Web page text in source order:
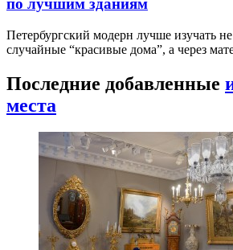
по лучшим зданиям
Петербургский модерн лучше изучать не
случайные “красивые дома”, а через
Последние добавленные
места